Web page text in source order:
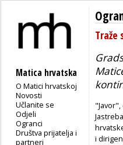
Matica hrvatska
O Matici hrvatskoj
Novosti
Učlanite se
Odjeli
Ogranci
Društva prijatelja i
partneri
i